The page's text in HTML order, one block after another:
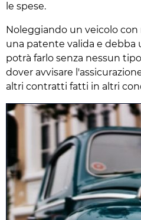
le spese.
Noleggiando un veicolo
una patente valida e debba
potrà farlo senza nessun
dover avvisare
altri contratti fatti in altri